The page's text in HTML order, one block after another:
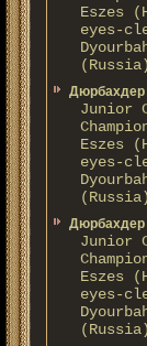
Eszes
eyes-
Дюрбахдер
Junior
Eszes
eyes-
Дюрбахдер
Junior
Eszes
eyes-